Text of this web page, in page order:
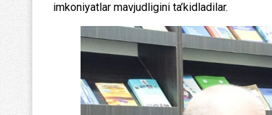
imkoniyatlar mavjudligini ta’kidladilar.